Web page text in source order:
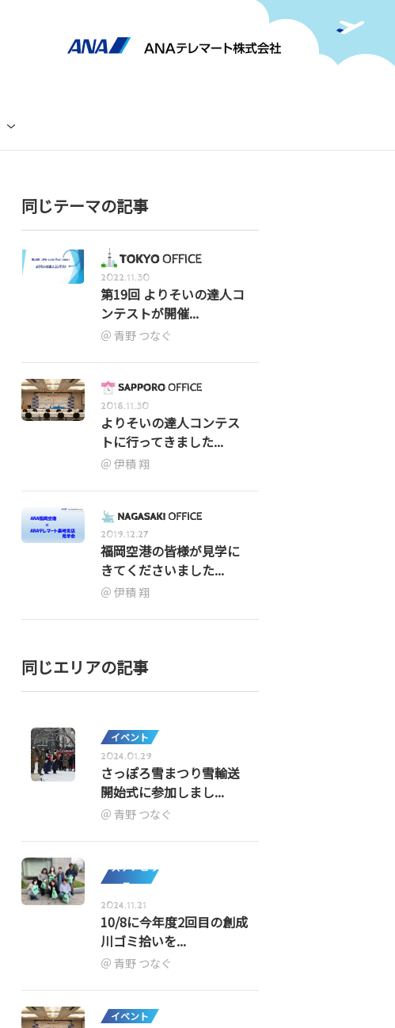
同じテーマの記事
2022.11.30
第19回 よりそいの達人コ
ンテストが開催...
青野 つなぐ
2018.11.30
よりそいの達人コンテス
トに行ってきました...
伊積 翔
2019.12.27
福岡空港の皆様が見学に
きてくださいました...
伊積 翔
同じエリアの記事
イベント
2024.01.29
さっぽろ雪まつり雪輸送
開始式に参加しまし...
青野 つなぐ
サステナビリ
ティ
2024.11.21
10/8に今年度2回目の創成
川ゴミ拾いを...
青野 つなぐ
イベント